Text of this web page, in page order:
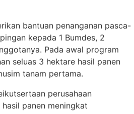
bantuan penanganan pasca-
kepada 1 Bumdes, 2
Pada awal program
seluas 3 hektare hasil panen
tanam pertama.
perusahaan
panen meningkat